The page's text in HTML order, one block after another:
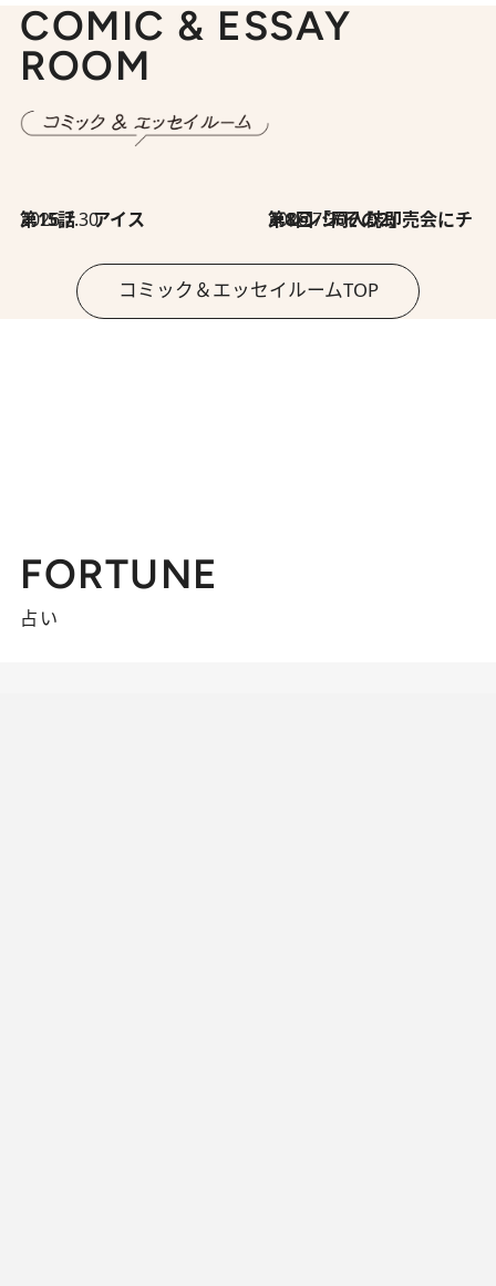
COMIC & ESSAY
ROOM
2026.7.30
第15話 アイス 2026.7.30
第8回「同人誌即売会にチャレンジ その2」
コミック＆エッセイルームTOP
FORTUNE
占い